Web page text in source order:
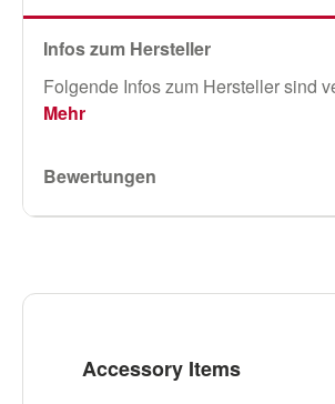
Infos zum Hersteller
Folgende Infos zum Hersteller sind
Mehr
Bewertungen
Produktgalerie überspringen
Accessory Items